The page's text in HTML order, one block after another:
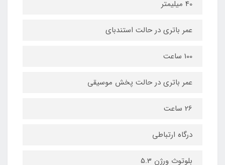
40 میلیمتر
عمر باتری در حالت استندبای
100 ساعت
عمر باتری در حالت پخش موسیقی
26 ساعت
درگاه ارتباطی
بلوتوث ورژن 5.3